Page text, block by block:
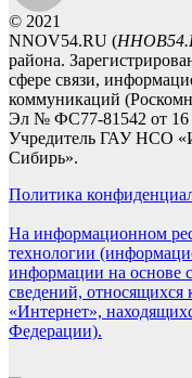
© 2021
NNOV54.RU (
района.
сфере связи,
коммуникаций
Эл № ФС77-81542 от 16
Учредитель ГАУ НСО
Сибирь».
Политика
На информационном
технологии
информации на основе
сведений, относящихся
«Интернет»,
Федерации).